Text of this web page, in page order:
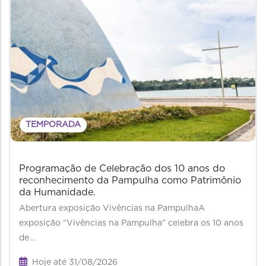
TEMPORADA
Programação de Celebração dos 10 anos do
reconhecimento da Pampulha como Patrimônio
da Humanidade.
Abertura exposição Vivências na PampulhaA
exposição “Vivências na Pampulha” celebra os 10 anos
de…
Hoje até 31/08/2026